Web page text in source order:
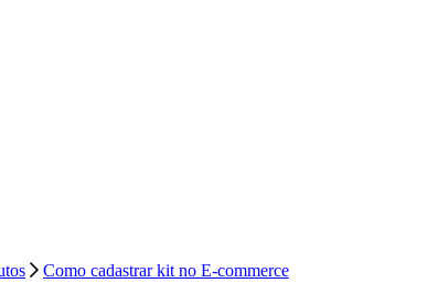
Como cadastrar kit no E-commerce